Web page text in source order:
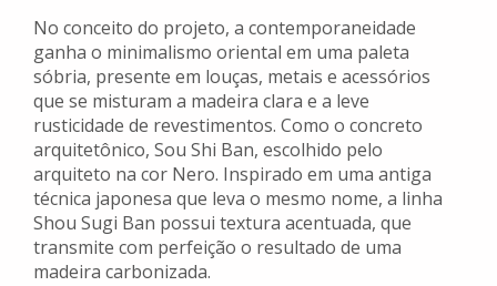
No conceito do projeto, a contemporaneidade
ganha o minimalismo oriental em uma paleta
sóbria, presente em louças, metais e acessórios
que se misturam a madeira clara e a leve
rusticidade de revestimentos. Como o concreto
arquitetônico, Sou Shi Ban, escolhido pelo
arquiteto na cor Nero. Inspirado em uma antiga
técnica japonesa que leva o mesmo nome, a linha
Shou Sugi Ban possui textura acentuada, que
transmite com perfeição o resultado de uma
madeira carbonizada.